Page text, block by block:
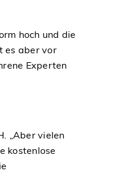
hoch und die
es aber vor
Experten
„Aber vielen
kostenlose